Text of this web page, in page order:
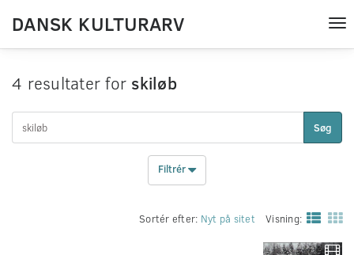
DANSK KULTURARV
4 resultater for skiløb
Søg
Filtrér
Sortér efter: Nyt på sitet Visning: